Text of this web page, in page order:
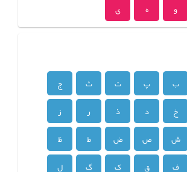
و ه ی
ب پ ت ث
ج
خ د ذ ر
ز
ش ص ض ط
ظ
ف ق ک گ
ل